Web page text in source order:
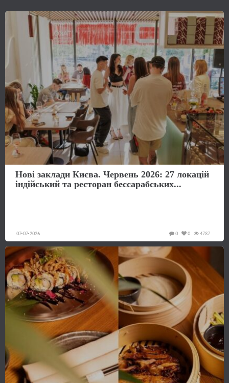
Нові заклади Києва. Червень 2026: 27 локацій
індійський та ресторан бессарабських...
07-07-2026 4787
0
0